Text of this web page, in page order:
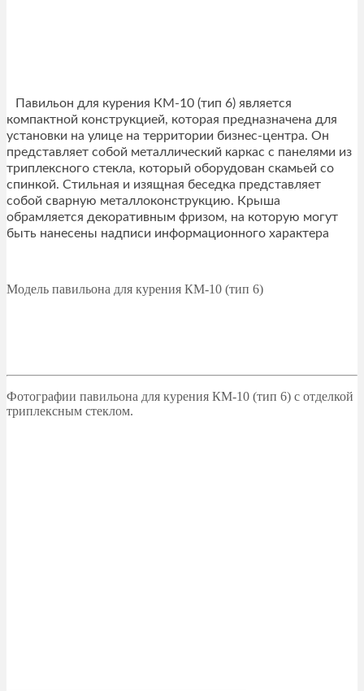
Павильон для курения КМ-10 (тип 6) является
компактной конструкцией, которая предназначена для
установки на улице на территории бизнес-центра. Он
представляет собой металлический каркас с панелями из
триплексного стекла, который оборудован скамьей со
спинкой. Стильная и изящная беседка представляет
собой сварную металлоконструкцию. Крыша
обрамляется декоративным фризом, на которую могут
быть нанесены надписи информационного характера
Модель павильона для курения КМ-10 (тип 6)
Фотографии павильона для курения КМ-10 (тип 6) с отделкой
триплексным стеклом.